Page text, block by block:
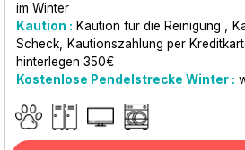
im Winter
Kaution : Kaution für die Reinigung
Scheck
Kautionszahlung per
hinterlegen 350€
Kostenlose Pendelstrecke Winter :